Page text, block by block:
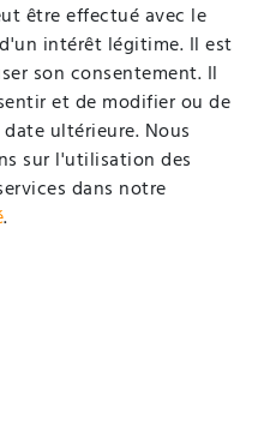
/ Informations pour
être effectué avec le
intérêt légitime. Il est
son consentement. Il
et de modifier ou de
ultérieure. Nous
sur l'utilisation des
dans notre
.